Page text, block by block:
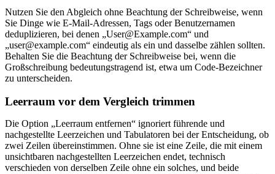
Nutzen Sie den Abgleich ohne Beachtung der Schreibweise, wenn
Sie Dinge wie E-Mail-Adressen, Tags oder Benutzernamen
deduplizieren, bei denen „User@Example.com“ und
„user@example.com“ eindeutig als ein und dasselbe zählen sollten.
Behalten Sie die Beachtung der Schreibweise bei, wenn die
Großschreibung bedeutungstragend ist, etwa um Code-Bezeichner
zu unterscheiden.
Leerraum vor dem Vergleich trimmen
Die Option „Leerraum entfernen“ ignoriert führende und
nachgestellte Leerzeichen und Tabulatoren bei der Entscheidung, ob
zwei Zeilen übereinstimmen. Ohne sie ist eine Zeile, die mit einem
unsichtbaren nachgestellten Leerzeichen endet, technisch
verschieden von derselben Zeile ohne ein solches, und beide